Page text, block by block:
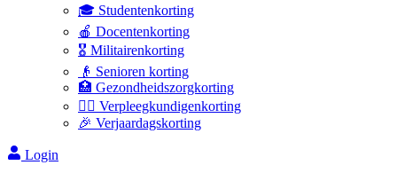
🎓 Studentenkorting
🍎 Docentenkorting
🎖️ Militairenkorting
👴 Senioren korting
🏥 Gezondheidszorgkorting
👩‍⚕️ Verpleegkundigenkorting
🎉 Verjaardagskorting
Login